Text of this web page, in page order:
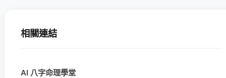
相關連結
AI 八字命理學堂